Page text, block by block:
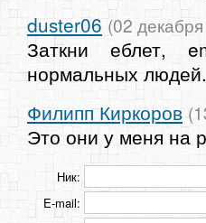
duster06 (02
Заткни еблет,
нормальных людей.
Филипп Киркоров
Это они у меня на
Ник:
E-mail: